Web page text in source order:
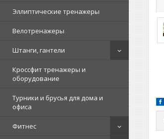
Эллиптические тренажеры
Велотренажеры
Штанги, гантели
Кроссфит тренажеры и
оборудование
Турники и брусья для дома и
офиса
Фитнес